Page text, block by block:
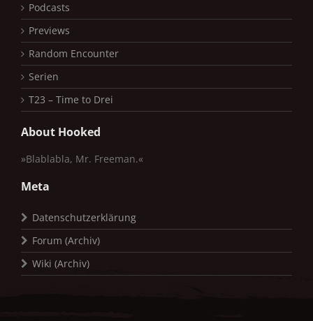
Podcasts
Previews
Random Encounter
Serien
T23 – Time to Drei
About Hooked
»Blablabla, Mr. Freeman.«
Meta
Datenschutzerklärung
Forum (Archiv)
Wiki (Archiv)